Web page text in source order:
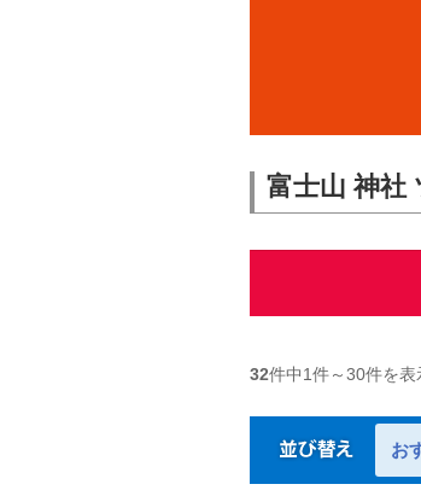
富士山 神社
32件中1件～30件を表
お